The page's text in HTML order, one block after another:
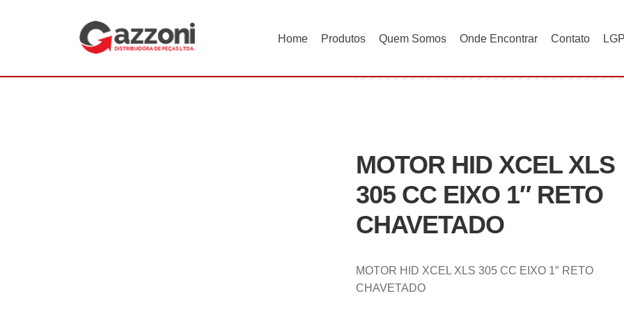
Home Produtos Quem Somos Onde Encontrar Contato
MOTOR HID XCEL XLS
305 CC EIXO 1″ RETO
CHAVETADO
MOTOR HID XCEL XLS 305 CC EIXO 1″ RETO
CHAVETADO